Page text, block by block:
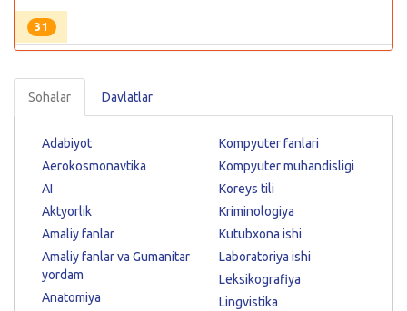
31
Sohalar Davlatlar
Adabiyot
Aerokosmonavtika
AI
Aktyorlik
Amaliy fanlar
Amaliy fanlar va Gumanitar
yordam
Anatomiya
Kompyuter fanlari
Kompyuter muhandisligi
Koreys tili
Kriminologiya
Kutubxona ishi
Laboratoriya ishi
Leksikografiya
Lingvistika